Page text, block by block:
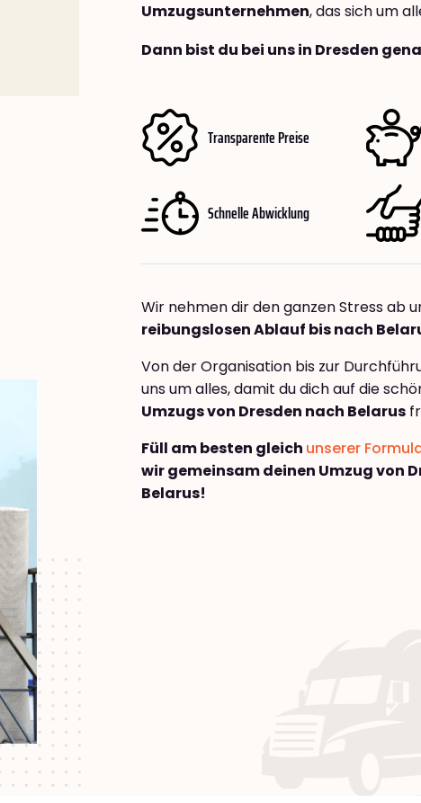
Umzugsunternehmen, das sich um
Dann bist du bei uns in Dresden
Transparente Preise
Schnelle Abwicklung
Wir nehmen dir den ganzen Stress ab
reibungslosen Ablauf bis nach
Von der Organisation bis zur
uns um alles, damit du dich auf die
Umzugs von Dresden nach Belarus
Füll am besten gleich unserer
wir gemeinsam deinen Umzug von
Belarus!